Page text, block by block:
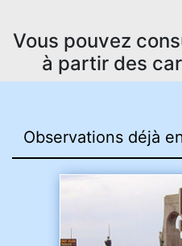
Vous pouvez
à partir des